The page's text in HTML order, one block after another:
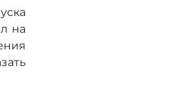
на